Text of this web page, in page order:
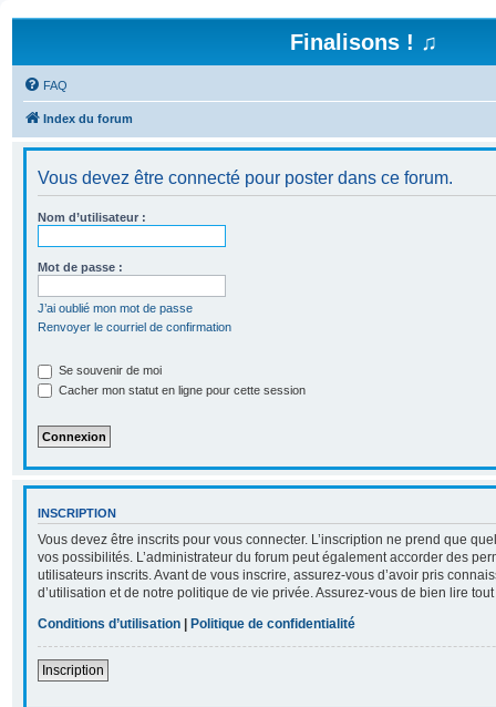
Finalisons ! ♫
FAQ
Index du forum
Vous devez être connecté pour poster dans ce forum.
Nom d’utilisateur :
Mot de passe :
J’ai oublié mon mot de passe
Renvoyer le courriel de confirmation
Se souvenir de moi
Cacher mon statut en ligne pour cette session
INSCRIPTION
Vous devez être inscrits pour vous connecter. L’inscription ne prend que
vos possibilités. L’administrateur du forum peut également accorder des
utilisateurs inscrits. Avant de vous inscrire, assurez-vous d’avoir pris
d’utilisation et de notre politique de vie privée. Assurez-vous de bien lire
Conditions d’utilisation | Politique de confidentialité
Inscription